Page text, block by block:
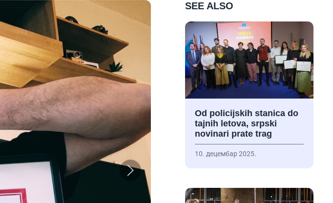
SEE ALSO
Od policijskih stanica do
tajnih letova, srpski
novinari prate trag
10. децембар 2025.